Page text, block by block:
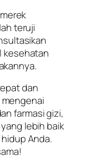
teruji
kesehatan
dan
farmasi gizi,
lebih baik
Anda.